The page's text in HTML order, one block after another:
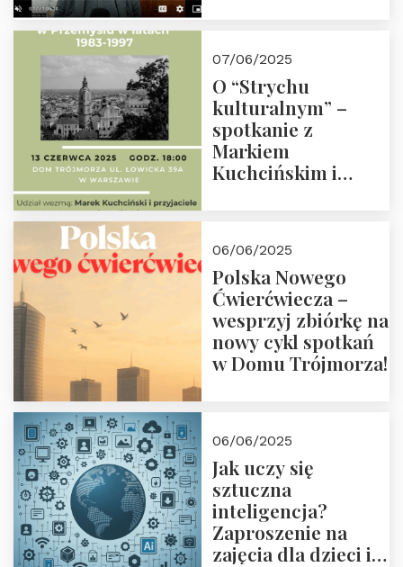
07/06/2025
O “Strychu
kulturalnym” –
spotkanie z
Markiem
Kuchcińskim i
18:00
06/06/2025
Polska Nowego
Ćwierćwiecza –
wesprzyj zbiórkę na
nowy cykl spotkań
w Domu Trójmorza!
06/06/2025
Jak uczy się
sztuczna
inteligencja?
Zaproszenie na
zajęcia dla dzieci i